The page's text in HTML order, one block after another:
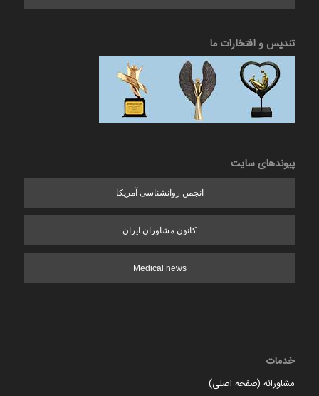
تندیس و افتخارات ما
پیوندهای سایت
انجمن روانشناسی آمریکا
کانون مشاوران ایران
Medical news
خدمات
مشاورانه (صفحه اصلی)